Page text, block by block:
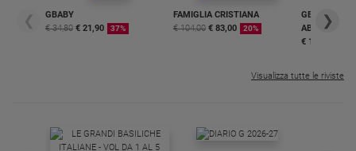
❮
GBABY
€ 34,80 € 21,90 37%
FAMIGLIA CRISTIANA
€ 104,00 € 83,00 20%
GBABY
€ 16,99
❯
Visualizza tutte le riviste